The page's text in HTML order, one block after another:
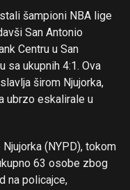
šampioni NBA lige
San Antonio
Centru u San
sa ukupnih 4:1. Ova
širom Njujorka,
ubrzo eskalirale u
(NYPD), tokom
63 osobe zbog
na policajce,